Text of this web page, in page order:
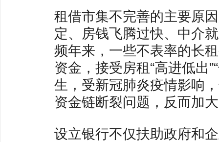
租借市集不完善的主要原
定、房钱飞腾过快、中介
频年来，一些不表率的长
资金，接受房租“高进低出
生，受新冠肺炎疫情影响
资金链断裂问题，反而加
设立银行不仅扶助政府和